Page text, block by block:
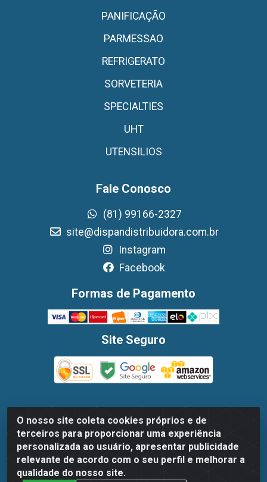
O nosso site coleta cookies próprios e de
terceiros para proporcionar uma experiência
personalizada ao usuário, apresentar publicidade
relevante de acordo com o seu perfil e melhorar a
qualidade do nosso site.
PANIFICAÇÃO
PARMESSAO
REFRIGERATO
SORVETERIA
SPECIALTIES
UHT
UTENSILIOS
Fale Conosco
(81) 99166-2327
site@dispandistribuidora.com.br
Instagram
Facebook
Formas de Pagamento
Site Seguro
Dispan Distribuidora de Alimentos LTDA - Avenida
Marechal Mascarenhas De Moraes, 1048- Imbiribeira,
Recife/PE - CEP 51.170-000 - CNPJ 30.779.584/0003-78